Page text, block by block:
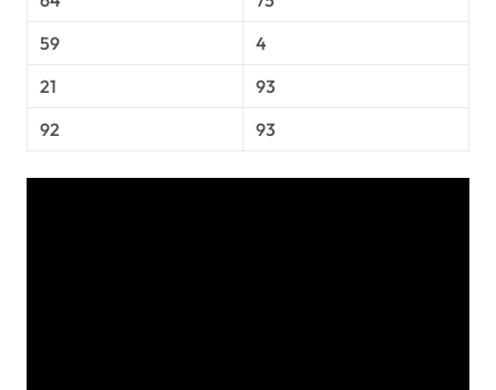
59
4
21
93
92
93